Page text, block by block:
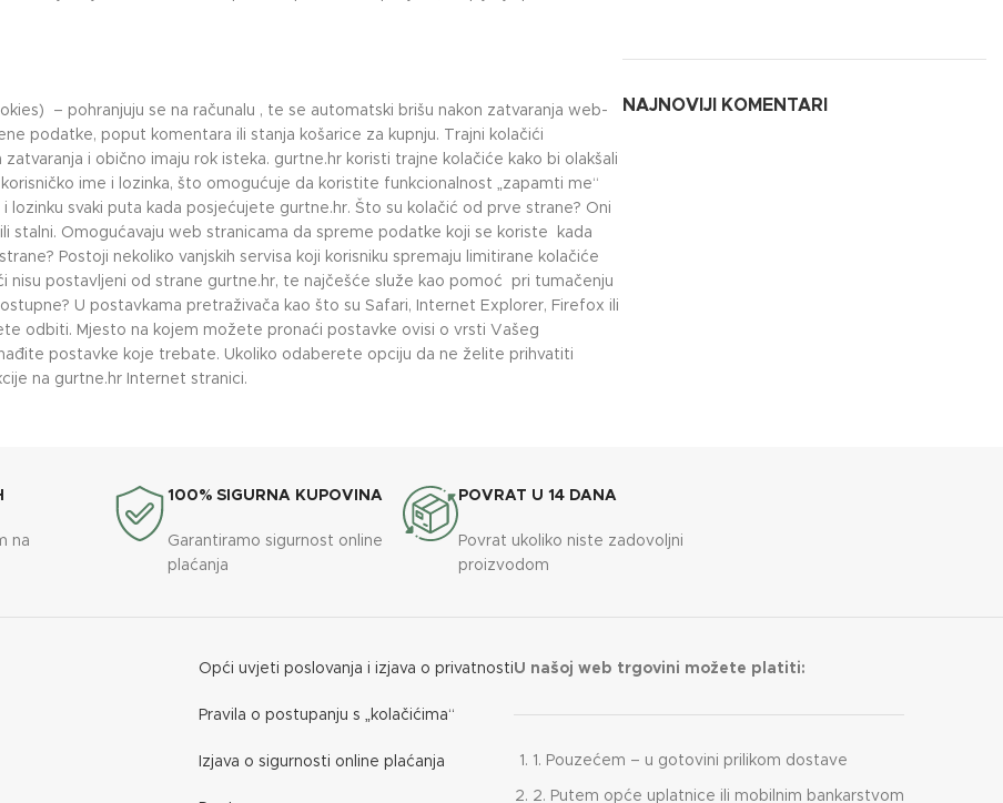
– pohranjuju se na računalu , te se automatski brišu nakon zatvaranja web-
podatke, poput komentara ili stanja košarice za kupnju. Trajni kolačići
i obično imaju rok isteka. gurtne.hr koristi trajne kolačiće kako bi olakšali
ime i lozinka, što omogućuje da koristite funkcionalnost „zapamti me“
lozinku svaki puta kada posjećujete gurtne.hr. Što su kolačić od prve strane? Oni
stalni. Omogućavaju web stranicama da spreme podatke koji se koriste kada
Postoji nekoliko vanjskih servisa koji korisniku spremaju limitirane kolačiće
nisu postavljeni od strane gurtne.hr, te najčešće služe kao pomoć pri tumačenju
U postavkama pretraživača kao što su Safari, Internet Explorer, Firefox ili
odbiti. Mjesto na kojem možete pronaći postavke ovisi o vrsti Vašeg
postavke koje trebate. Ukoliko odaberete opciju da ne želite prihvatiti
na gurtne.hr Internet stranici.
NAJNOVIJI KOMENTARI
na
100% SIGURNA KUPOVINA
Garantiramo sigurnost online
plaćanja
POVRAT U 14 DANA
Povrat ukoliko niste zadovoljni
proizvodom
Opći uvjeti poslovanja i izjava o privatnosti
Pravila o postupanju s „kolačićima“
Izjava o sigurnosti online plaćanja
U našoj web trgovini možete platiti:
1. Pouzećem – u gotovini prilikom dostave
2. Putem opće uplatnice ili mobilnim bankarstvom